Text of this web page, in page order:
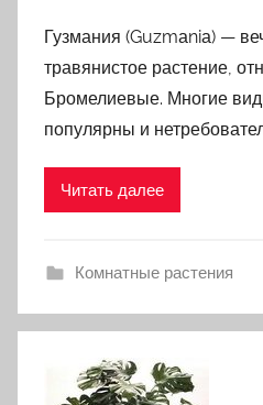
Гузмания (Guzmаniа) —
травянистое растение,
Бромелиевые. Многие
популярны и
Читать далее
Комнатные растения